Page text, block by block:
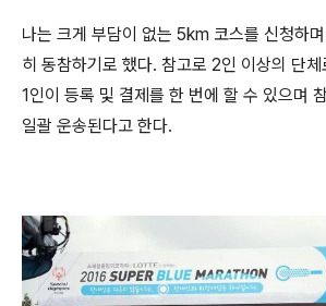
나는 크게 부담이 없는 5km 코스를 신청하
히 동참하기로 했다. 참고로 2인 이상의 단
1인이 등록 및 결제를 한 번에 할 수 있으며
일괄 운송된다고 한다.